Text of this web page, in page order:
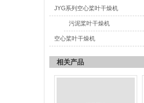
JYG系列空心桨叶干燥机
污泥桨叶干燥机
空心桨叶干燥机
相关产品